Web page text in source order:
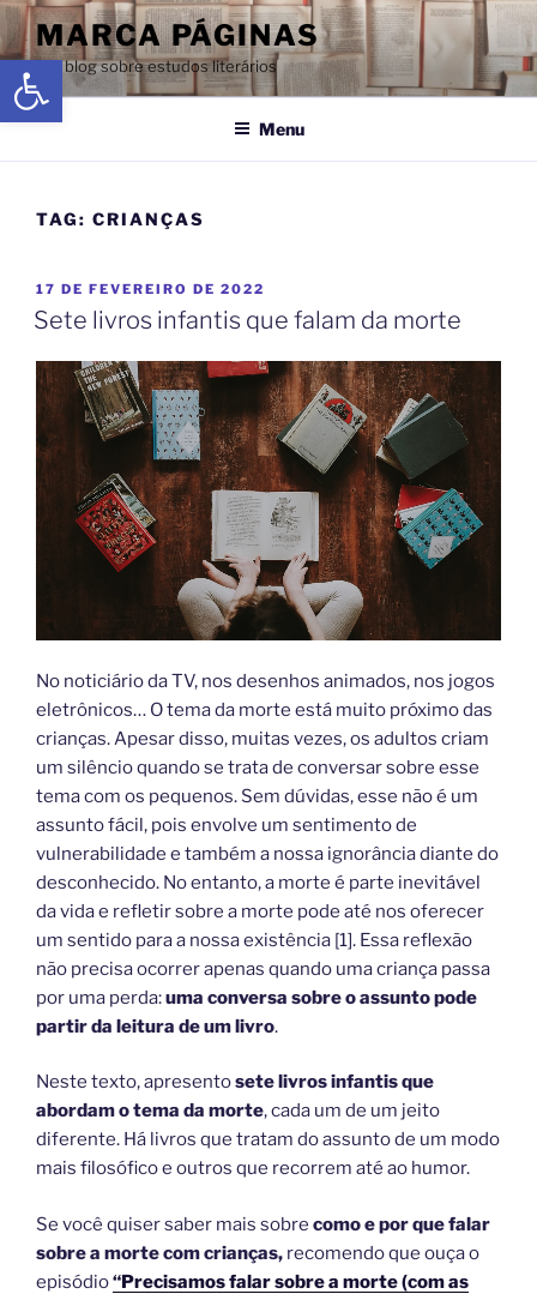
Abrir a barra de ferramentas
MARCA PÁGINAS
Um blog sobre estudos literários
Menu
TAG: CRIANÇAS
17 DE FEVEREIRO DE 2022
Sete livros infantis que falam da morte
No noticiário da TV, nos desenhos animados, nos jogos
eletrônicos… O tema da morte está muito próximo das
crianças. Apesar disso, muitas vezes, os adultos criam
um silêncio quando se trata de conversar sobre esse
tema com os pequenos. Sem dúvidas, esse não é um
assunto fácil, pois envolve um sentimento de
vulnerabilidade e também a nossa ignorância diante do
desconhecido. No entanto, a morte é parte inevitável
da vida e refletir sobre a morte pode até nos oferecer
um sentido para a nossa existência [1]. Essa reflexão
não precisa ocorrer apenas quando uma criança passa
por uma perda:uma conversa sobre o assunto pode
partir da leitura de um livro.
Neste texto, apresentosete livros infantis que
abordam o tema da morte, cada um de um jeito
diferente. Há livros que tratam do assunto de um modo
mais filosófico e outros que recorrem até ao humor.
Se você quiser saber mais sobre como e por que falar
sobre a morte com crianças, recomendo que ouça o
episódio“Precisamos falar sobre a morte (com as